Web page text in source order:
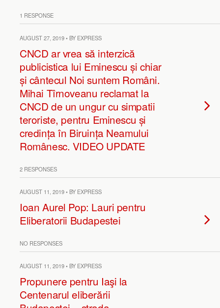
1 RESPONSE
AUGUST 27, 2019 • BY EXPRESS
CNCD ar vrea să interzică
publicistica lui Eminescu și chiar
și cântecul Noi suntem Români.
Mihai Tîrnoveanu reclamat la
CNCD de un ungur cu simpatii
teroriste, pentru Eminescu și
credința în Biruința Neamului
Românesc. VIDEO UPDATE
2 RESPONSES
AUGUST 11, 2019 • BY EXPRESS
Ioan Aurel Pop: Lauri pentru
Eliberatorii Budapestei
NO RESPONSES
AUGUST 11, 2019 • BY EXPRESS
Propunere pentru Iaşi la
Centenarul eliberării